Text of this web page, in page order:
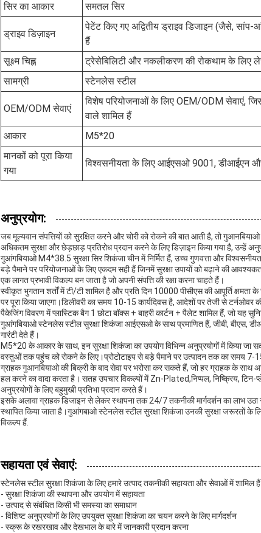
सिर का आकार
समतल सिर
ड्राइव डिज़ाइन
पेटेंट किए गए अद्वितीय ड्राइव डिजाइन (जैसे,
हैं
सूक्ष्म चिह्न
ट्रेसेबिलिटी और नकलीकरण की रोकथाम के लिए
सामग्री
स्टेनलेस स्टील
OEM/ODM सेवाएं
विशेष परियोजनाओं के लिए OEM/ODM सेवाएं,
वाले शामिल हैं
आकार
M5*20
मानकों को पूरा किया
गया
विश्वसनीयता के लिए आईएसओ 9001, डीआईएन
अनुप्रयोग:
जब मूल्यवान संपत्तियों को सुरक्षित करने और चोरी को रोकने की बात आती है, तो
अधिकतम सुरक्षा और छेड़छाड़ प्रतिरोध प्रदान करने के लिए डिज़ाइन किया गया है, उन्हें
गुआंगबियाओ M4*38.5 सुरक्षा सिर शिकंजा चीन में निर्मित हैं, उच्च गुणवत्ता और
बड़े पैमाने पर परियोजनाओं के लिए एकदम सही हैं जिनमें सुरक्षा उपायों को बढ़ाने की
एक लागत प्रभावी विकल्प बन जाता है जो अपनी संपत्ति की रक्षा करना चाहते हैं।
स्वीकृत भुगतान शर्तों में टी/टी शामिल है और प्रति दिन 10000 पीसीएस की आपूर्ति
पर पूरा किया जाएगा।डिलीवरी का समय 10-15 कार्यदिवस है, आदेशों पर तेजी से टर्नओवर
पैकेजिंग विवरण में प्लास्टिक बैग 1 छोटा बॉक्स + बाहरी कार्टन + पैलेट शामिल हैं, जो यह
गुआंगबियाओ स्टेनलेस स्टील सुरक्षा शिकंजा आईएसओ के साथ प्रमाणित हैं, जीबी, बीएस,
गारंटी देते हैं।
M5*20 के आकार के साथ, इन सुरक्षा शिकंजा का उपयोग विभिन्न अनुप्रयोगों में किया
वस्तुओं तक पहुंच को रोकने के लिए।प्रोटोटाइप से बड़े पैमाने पर उत्पादन तक का समय 7-
ग्राहक गुआनबियाओ की बिक्री के बाद सेवा पर भरोसा कर सकते हैं, जो हर ग्राहक के साथ
हल करने का वादा करता है। सतह उपचार विकल्पों में Zn-Plated,निप्पल, निष्क्रिय,
अनुप्रयोगों के लिए बहुमुखी प्रतिभा प्रदान करते हैं।
इसके अलावा ग्राहक डिजाइन से लेकर स्थापना तक 24/7 तकनीकी मार्गदर्शन का लाभ
स्थापित किया जाता है।गुआंगबाओ स्टेनलेस स्टील सुरक्षा शिकंजा उनकी सुरक्षा जरूरतों के
विकल्प हैं.
सहायता एवं सेवाएं:
स्टेनलेस स्टील सुरक्षा शिकंजा के लिए हमारे उत्पाद तकनीकी सहायता और सेवाओं में शामिल
- सुरक्षा शिकंजा की स्थापना और उपयोग में सहायता
- उत्पाद से संबंधित किसी भी समस्या का समाधान
- विशिष्ट अनुप्रयोगों के लिए उपयुक्त सुरक्षा शिकंजा का चयन करने के लिए मार्गदर्शन
- स्क्रू के रखरखाव और देखभाल के बारे में जानकारी प्रदान करना